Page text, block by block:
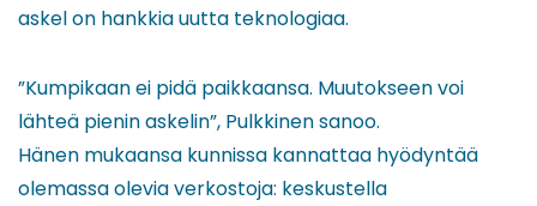
askel on hankkia uutta teknologiaa.
”Kumpikaan ei pidä paikkaansa. Muutokseen voi
lähteä pienin askelin”, Pulkkinen sanoo.
Hänen mukaansa kunnissa kannattaa hyödyntää
olemassa olevia verkostoja: keskustella